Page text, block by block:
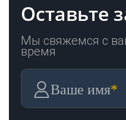
Оставьте
Мы свяжемся с
время
Ваше имя*